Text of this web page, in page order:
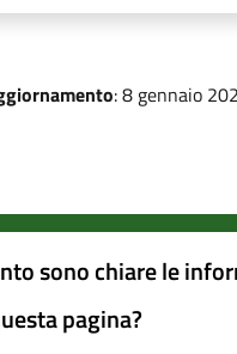
: 8 gennaio
sono chiare le
pagina?